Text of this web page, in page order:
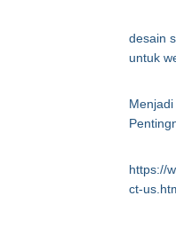
desain
untuk
https://
ct-